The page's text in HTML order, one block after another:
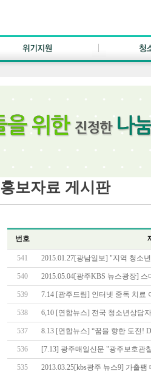
홍보자료 게시판
번호
541 2015.01.27[광남일보] "지역 청소
540 2015.05.04[광주KBS 뉴스광장]
539 7.14 [광주드림] 인터넷 중독 치료
538 6,10 [연합뉴스] 전국 청소년상담
537 8.13 [연합뉴스] “꿈을 향한 도전!
536 [7.13] 광주매일신문 "광주보호관
535 2013.03.25[kbs광주 뉴스9] 가출팸